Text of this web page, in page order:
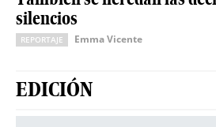
silencios
REPORTAJE Emma Vicente
EDICIÓN